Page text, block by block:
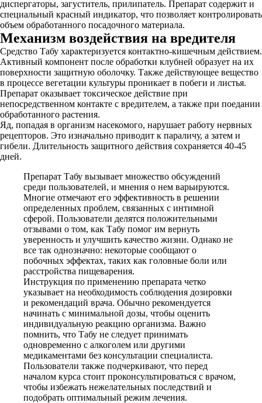
диспергаторы, загуститель, прилипатель. Препарат содержит и
специальный красный индикатор, что позволяет контролировать
объем обработанного посадочного материала.
Механизм воздействия на вредителя
Средство Табу характеризуется контактно-кишечным действием.
Активный компонент после обработки клубней образует на их
поверхности защитную оболочку. Также действующее вещество
в процессе вегетации культуры проникает в побеги и листья.
Препарат оказывает токсическое действие при
непосредственном контакте с вредителем, а также при поедании
обработанного растения.
Яд, попадая в организм насекомого, нарушает работу нервных
рецепторов. Это изначально приводит к параличу, а затем и
гибели. Длительность защитного действия сохраняется 40-45
дней.
Препарат Табу вызывает множество обсуждений
среди пользователей, и мнения о нем варьируются.
Многие отмечают его эффективность в решении
определенных проблем, связанных с интимной
сферой. Пользователи делятся положительными
отзывами о том, как Табу помог им вернуть
уверенность и улучшить качество жизни. Однако не
все так однозначно: некоторые сообщают о
побочных эффектах, таких как головные боли или
расстройства пищеварения.
Инструкция по применению препарата четко
указывает на необходимость соблюдения дозировки
и рекомендаций врача. Обычно рекомендуется
начинать с минимальной дозы, чтобы оценить
индивидуальную реакцию организма. Важно
помнить, что Табу не следует принимать
одновременно с алкоголем или другими
медикаментами без консультации специалиста.
Пользователи также подчеркивают, что перед
началом курса стоит проконсультироваться с врачом,
чтобы избежать нежелательных последствий и
подобрать оптимальный режим лечения.